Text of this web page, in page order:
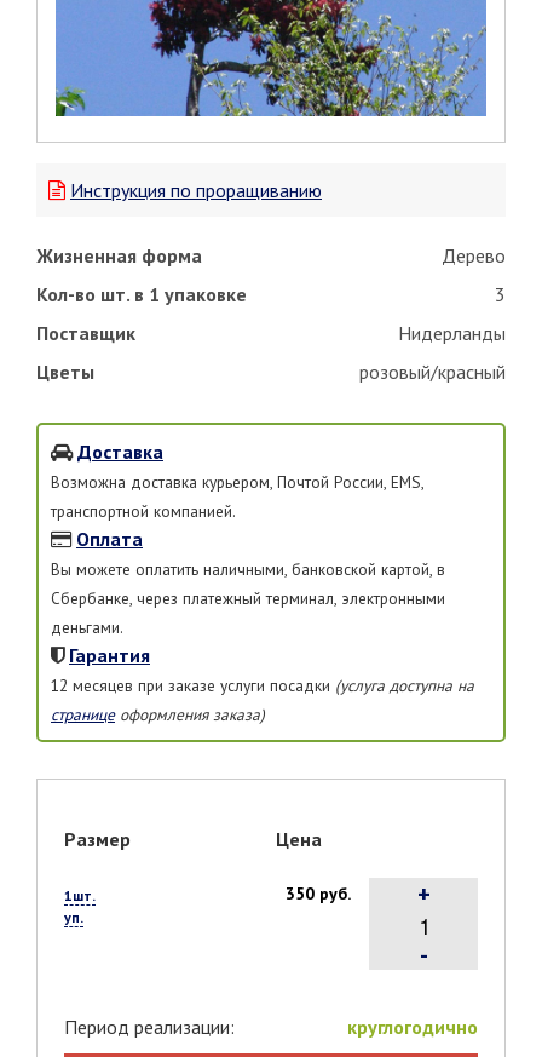
Инструкция по проращиванию
Жизненная форма
Дерево
Кол-во шт. в 1 упаковке
3
Поставщик
Нидерланды
Цветы
розовый/красный
Доставка
Возможна доставка курьером, Почтой России, EMS,
транспортной компанией.
Оплата
Вы можете оплатить наличными, банковской картой, в
Сбербанке, через платежный терминал, электронными
деньгами.
Гарантия
12 месяцев при заказе услуги посадки (услуга доступна на
страницеоформления заказа)
Размер Цена
1шт.
уп.
350 руб.
-
+
Период реализации: круглогодично